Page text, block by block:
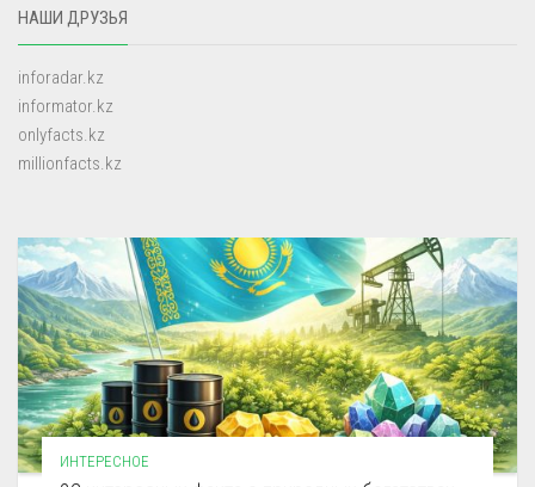
НАШИ ДРУЗЬЯ
inforadar.kz
informator.kz
onlyfacts.kz
millionfacts.kz
ИНТЕРЕСНОЕ